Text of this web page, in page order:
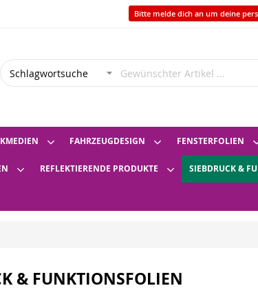
Bitte melde dich an um deine
FAHRZEUGDESIGN FENSTERFOLIEN
REFLEKTIERENDE PRODUKTE SIEBDRUCK &
& FUNKTIONSFOLIEN